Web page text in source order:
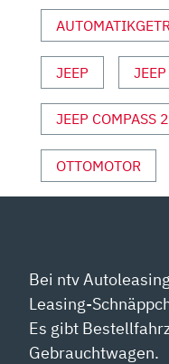
FAHRBERICHT
REVIEW
VON
YOUTUBE
ANZEIGEN
JEEP
JEEP COMPASS 2
OTTOMOTOR
Bei ntv
Leasing-
Es gibt
Gebrauchtwagen.